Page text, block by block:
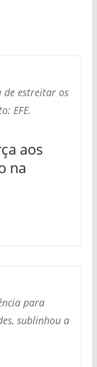
de estreitar os
EFE.
aos
na
para
sublinhou a